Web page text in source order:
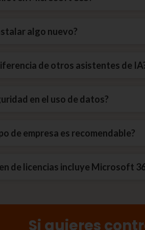
algo nuevo?
de otros asistentes de
en el uso de datos?
de empresa es recomendable?
de licencias incluye Microsoft
Si quieres